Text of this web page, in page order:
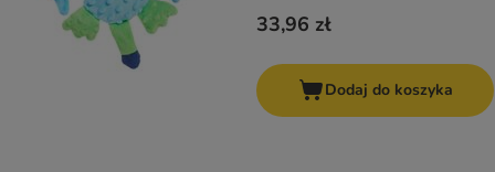
33,96 zł
Dodaj do koszyka